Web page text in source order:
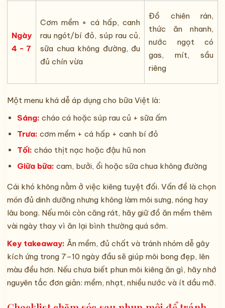
Ngày
4 - 7
Cơm mềm + cá hấp, canh
rau ngót/bí đỏ, súp rau củ,
sữa chua không đường, đu
đủ chín vừa
Đồ chiên rán,
thức ăn nhanh,
nước ngọt có
gas, mít, sầu
riêng
Một menu khá dễ áp dụng cho bữa Việt là:
Sáng: cháo cá hoặc súp rau củ + sữa ấm
Trưa: cơm mềm + cá hấp + canh bí đỏ
Tối: cháo thịt nạc hoặc đậu hũ non
Giữa bữa: cam, bưởi, ổi hoặc sữa chua không đường
Cái khó không nằm ở việc kiêng tuyệt đối. Vấn đề là chọn
món đủ dinh dưỡng nhưng không làm môi sưng, nóng hay
lâu bong. Nếu môi còn căng rát, hãy giữ đồ ăn mềm thêm
vài ngày thay vì ăn lại bình thường quá sớm.
Key takeaway: Ăn mềm, đủ chất và tránh nhóm dễ gây
kích ứng trong 7–10 ngày đầu sẽ giúp môi bong đẹp, lên
màu đều hơn. Nếu chưa biết phun môi kiêng ăn gì, hãy nhớ
nguyên tắc đơn giản: mềm, nhạt, nhiều nước và ít dầu mỡ.